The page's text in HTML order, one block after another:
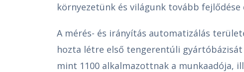
környezetünk és világunk tovább fejlődése
A mérés- és irányítás automatizálás
hozta létre első tengerentúli
mint 1100 alkalmazottnak a munkaadója,